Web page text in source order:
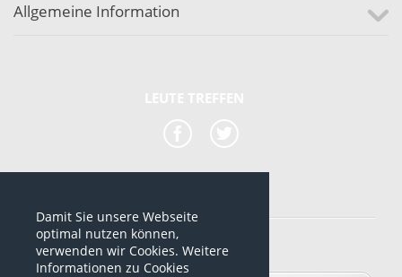
Allgemeine Information
*alle Preise sind netto Preise
© 2012-2026 www.dropshipping-marktplatz.de
Damit Sie unsere Webseite
optimal nutzen können,
verwenden wir Cookies. Weitere
Informationen zu Cookies